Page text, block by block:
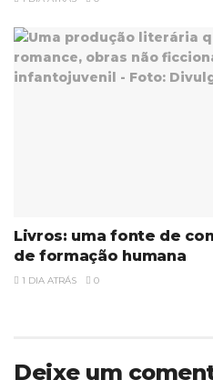
Livros: uma fonte de
de formação humana
1 DIA ATRÁS 0
Deixe um